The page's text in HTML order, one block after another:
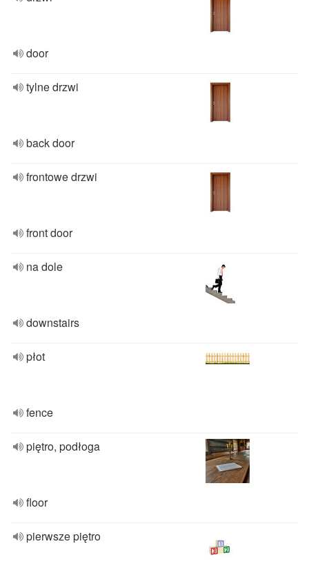
door
tylne drzwi
back door
frontowe drzwi
front door
na dole
downstairs
płot
fence
piętro, podłoga
floor
pierwsze piętro